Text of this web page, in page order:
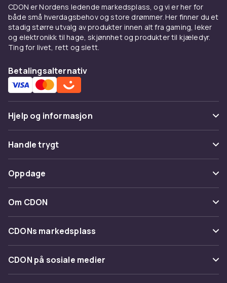
CDON er Nordens ledende markedsplass, og vi er her for
både små hverdagsbehov og store drømmer. Her finner du et
stadig større utvalg av produkter innen alt fra gaming, leker
og elektronikk til hage, skjønnhet og produkter til kjæledyr.
Ting for livet, rett og slett.
Betalingsalternativ
Hjelp og informasjon
Vanlige spørsmål
Spor pakke
Angre & returner her
Kontakt oss
Handle trygt
Betaling
Levering
Tilbakekallinger
Oppdage
Kategorier
Varemerker
Om CDON
Om oss
Kundeanmeldelser
Jobbe på CDON
CDONs markedsplass
Merchant Help Center
CDON på sosiale medier